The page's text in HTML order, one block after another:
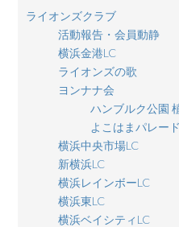
ライオンズクラブ
活動報告・会員動静
横浜金港LC
ライオンズの歌
ヨンナナ会
ハンブルク公園
よこはまパレード
横浜中央市場LC
新横浜LC
横浜レインボーLC
横浜東LC
横浜ベイシティLC